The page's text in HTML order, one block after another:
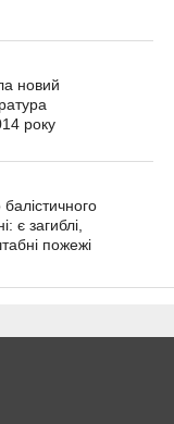
новий
року
є загиблі,
пожежі